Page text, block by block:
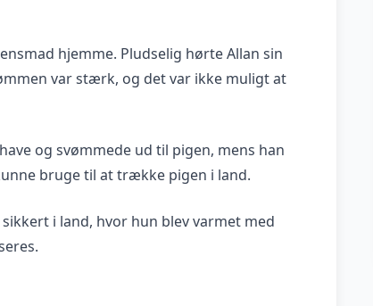
hjemme. Pludselig hørte Allan sin
var stærk, og det var ikke muligt at
og svømmede ud til pigen, mens han
bruge til at trække pigen i land.
i land, hvor hun blev varmet med